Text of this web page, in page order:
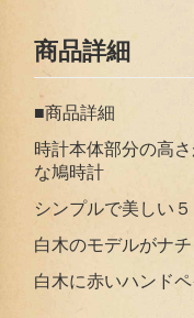
商品詳細
■商品詳細
時計本体部分の高
な鳩時計
シンプルで美しい
白木のモデルがナ
白木に赤いハンド